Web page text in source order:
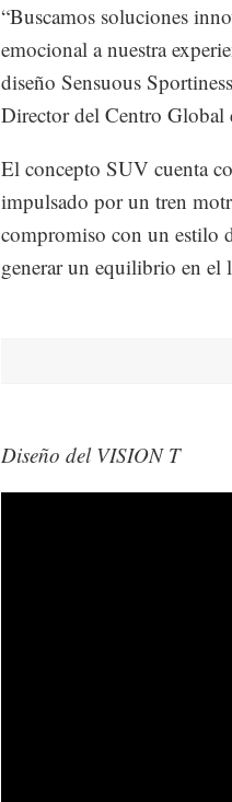
“Buscamos soluciones
emocional a nuestra
diseño Sensuous
Director del Centro
El concepto SUV cuenta
impulsado por un tren
compromiso con un estilo
generar un equilibrio en el
Diseño del VISION T